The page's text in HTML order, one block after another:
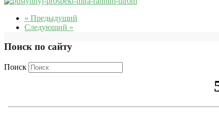
« Предыдущий
Следующий »
Поиск по сайту
Поиск